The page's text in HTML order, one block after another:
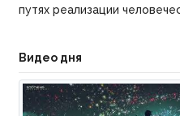
путях реализации
общечеловеческого
Категория:Философия
Видео дня